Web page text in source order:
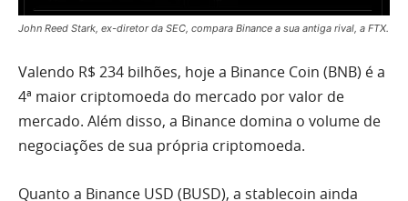
John Reed Stark, ex-diretor da SEC, compara Binance a sua antiga rival, a FTX.
Valendo R$ 234 bilhões, hoje a Binance Coin (BNB) é a
4ª maior criptomoeda do mercado por valor de
mercado. Além disso, a Binance domina o volume de
negociações de sua própria criptomoeda.
Quanto a Binance USD (BUSD), a stablecoin ainda